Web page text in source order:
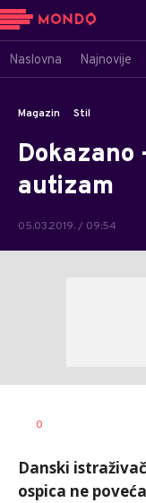
Naslovna Najnovije
Magazin Stil
Dokazano
autizam
05.03.2019. / 09:54
AUTOR
0
Danski
ospica ne